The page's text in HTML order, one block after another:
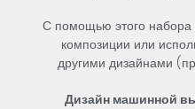
С помощью этого набора
композиции или
другими дизайнами
Дизайн машинной